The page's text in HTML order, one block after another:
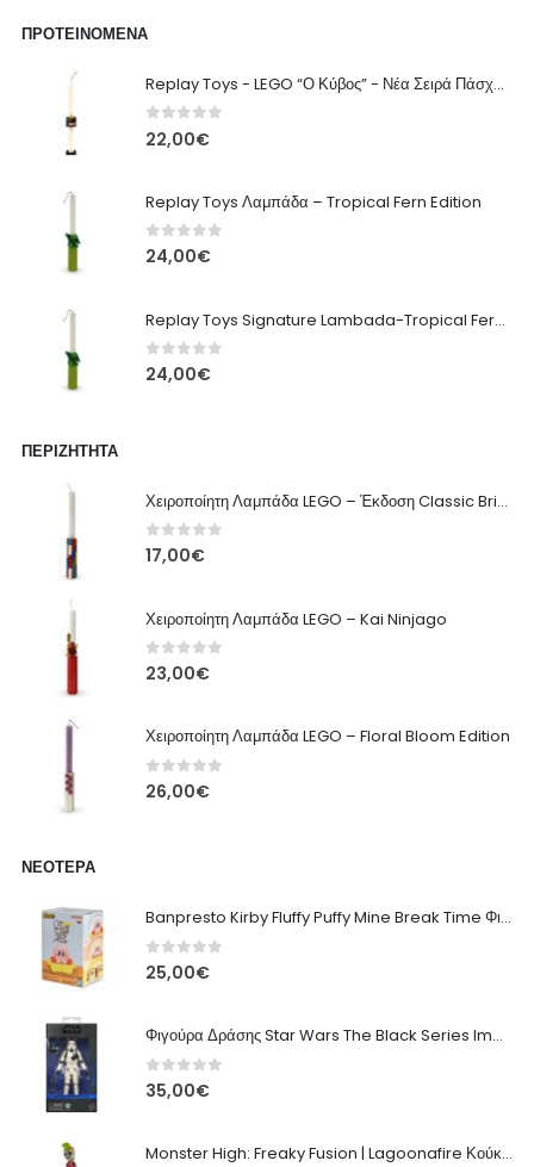
ΠΡΟΤΕΙΝΌΜΕΝΑ
Replay Toys - LEGO “Ο Κύβος” - Νέα Σειρά Πάσχα 2026 Λαμπάδα
0out of 5
22,00€
Replay Toys Λαμπάδα – Tropical Fern Edition
0 out of 5
24,00€
Replay Toys Signature Lambada-Tropical Fern edition 2026
0 out of 5
24,00€
ΠΕΡΙΖΉΤΗΤΑ
Χειροποίητη Λαμπάδα LEGO – Έκδοση Classic Brick
0out of 5
17,00€
Χειροποίητη Λαμπάδα LEGO – Kai Ninjago
0out of 5
23,00€
Χειροποίητη Λαμπάδα LEGO – Floral Bloom Edition
0out of 5
26,00€
ΝΕΌΤΕΡΑ
Banpresto Kirby Fluffy Puffy Mine Break Time Φιγούρα – Α' Έκδοση
0out of 5
25,00€
Φιγούρα Δράσης Star Wars The Black Series Imperial Remnant Stormtrooper #05
0out of 5
35,00€
Monster High: Freaky Fusion | Lagoonafire Κούκλα Mattel 2013 - 28εκ